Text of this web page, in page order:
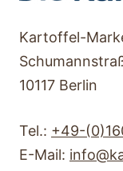
Kartoffel-
10117 Berlin
Tel.: +49-
E-Mail: